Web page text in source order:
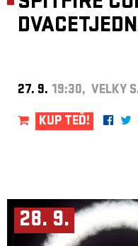
27. 9. 19:30, VELKÝ
KUP TEĎ!
28. 9.